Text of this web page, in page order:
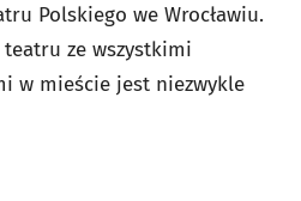
Polskiego we Wrocławiu.
ze wszystkimi
w mieście jest niezwykle